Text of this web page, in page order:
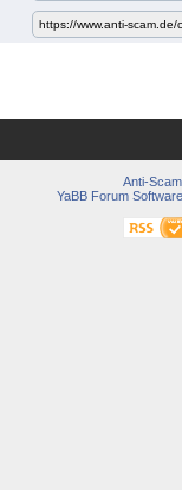
Anti-Scam
YaBB Forum Software